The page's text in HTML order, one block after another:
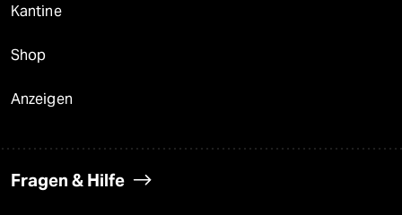
Kantine
Shop
Anzeigen
Fragen & Hilfe